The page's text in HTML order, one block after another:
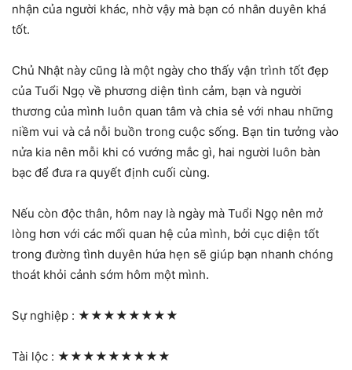
nhận của người khác, nhờ vậy mà bạn có nhân duyên khá
tốt.
Chủ Nhật này cũng là một ngày cho thấy vận trình tốt đẹp
của Tuổi Ngọ về phương diện tình cảm, bạn và người
thương của mình luôn quan tâm và chia sẻ với nhau những
niềm vui và cả nỗi buồn trong cuộc sống. Bạn tin tưởng vào
nửa kia nên mỗi khi có vướng mắc gì, hai người luôn bàn
bạc để đưa ra quyết định cuối cùng.
Nếu còn độc thân, hôm nay là ngày mà Tuổi Ngọ nên mở
lòng hơn với các mối quan hệ của mình, bởi cục diện tốt
trong đường tình duyên hứa hẹn sẽ giúp bạn nhanh chóng
thoát khỏi cảnh sớm hôm một mình.
Sự nghiệp : ★★★★★★★★
Tài lộc : ★★★★★★★★★